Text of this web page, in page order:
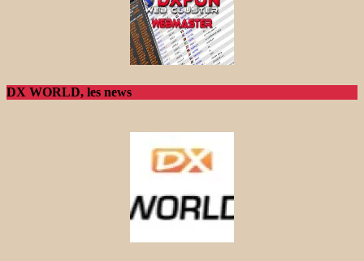
DX WORLD, les news